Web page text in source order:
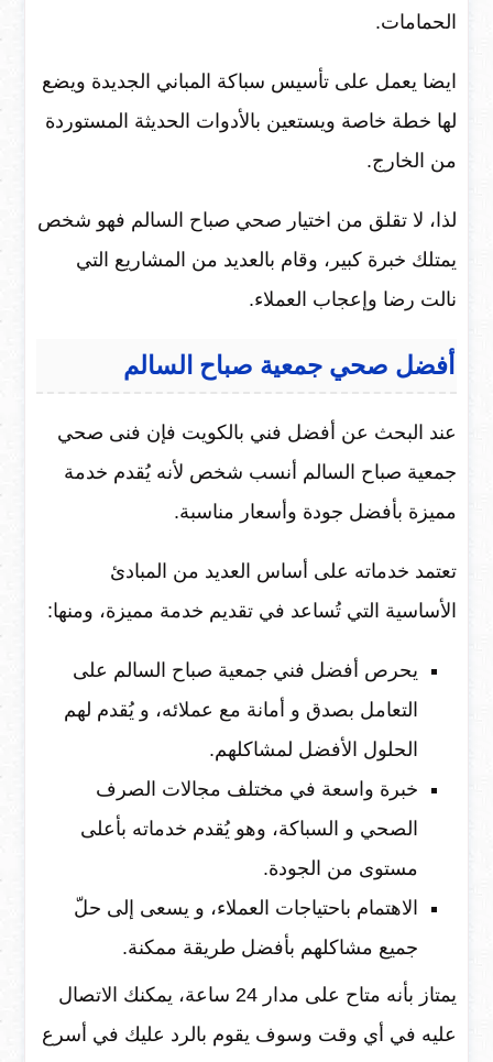
الحمامات.
ايضا يعمل على تأسيس سباكة المباني الجديدة ويضع
لها خطة خاصة ويستعين بالأدوات الحديثة المستوردة
من الخارج.
لذا، لا تقلق من اختيار صحي صباح السالم فهو شخص
يمتلك خبرة كبير، وقام بالعديد من المشاريع التي
نالت رضا وإعجاب العملاء.
أفضل صحي جمعية صباح السالم
عند البحث عن أفضل فني بالكويت فإن فنى صحي
جمعية صباح السالم أنسب شخص لأنه يُقدم خدمة
مميزة بأفضل جودة وأسعار مناسبة.
تعتمد خدماته على أساس العديد من المبادئ
الأساسية التي تُساعد في تقديم خدمة مميزة، ومنها:
يحرص أفضل فني جمعية صباح السالم على
التعامل بصدق و أمانة مع عملائه، و يُقدم لهم
الحلول الأفضل لمشاكلهم.
خبرة واسعة في مختلف مجالات الصرف
الصحي و السباكة، وهو يُقدم خدماته بأعلى
مستوى من الجودة.
الاهتمام باحتياجات العملاء، و يسعى إلى حلّ
جميع مشاكلهم بأفضل طريقة ممكنة.
يمتاز بأنه متاح على مدار 24 ساعة، يمكنك الاتصال
عليه في أي وقت وسوف يقوم بالرد عليك في أسرع